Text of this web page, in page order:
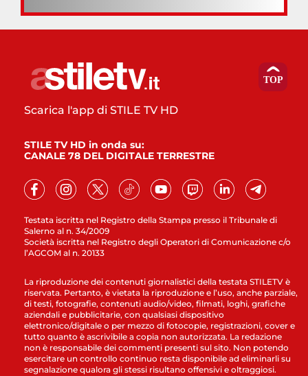
Testata iscritta nel Registro della Stampa presso il Tribunale di
Salerno al n. 34/2009
Società iscritta nel Registro degli Operatori di Comunicazione c/o
l’AGCOM al n. 20133
Scarica l'app di STILE TV HD
STILE TV HD in onda su:
CANALE 78 DEL DIGITALE TERRESTRE
La riproduzione dei contenuti giornalistici della testata STILETV è
riservata. Pertanto, è vietata la riproduzione e l’uso, anche parziale,
di testi, fotografie, contenuti audio/video, filmati, loghi, grafiche
aziendali e pubblicitarie, con qualsiasi dispositivo
elettronico/digitale o per mezzo di fotocopie, registrazioni, cover e
tutto quanto è ascrivibile a copia non autorizzata. La redazione
non è responsabile dei commenti presenti sul sito. Non potendo
esercitare un controllo continuo resta disponibile ad eliminarli su
segnalazione qualora gli stessi risultano offensivi e oltraggiosi.